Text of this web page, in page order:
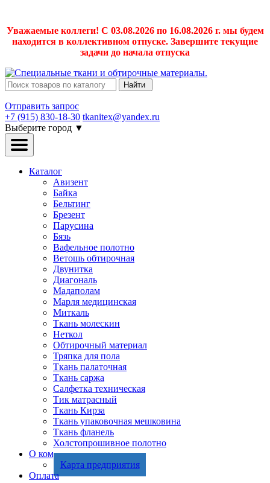
Уважаемые коллеги! С 03.08.2026 по 16.08.2026 г. мы будем
находится в коллективном отпуске. Завершите текущие
задачи до начала отпуска
Найти
Отправить запрос
+7 (915) 830-18-30 tkanitex@yandex.ru
Выберите город ▼
Каталог
Авизент
Байка
Бельтинг
Брезент
Парусина
Бязь
Вафельное полотно
Ветошь обтирочная
Двунитка
Диагональ
Мадаполам
Марля медицинская
Миткаль
Ткань молескин
Неткол
Обтирочный материал
Тряпка для пола
Ткань палаточная
Ткань саржа
Салфетка техническая
Тик матрасный
Ткань Кирза
Ткань упаковочная мешковина
Ткань фланель
Холстопрошивное полотно
О компании
Карта предприятия
Оплата